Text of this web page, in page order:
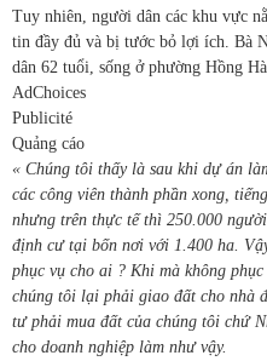
Tuy nhiên, người dân các khu vực
tin đầy đủ và bị tước bỏ lợi ích. Bà
dân 62 tuổi, sống ở phường Hồng
AdChoices
Publicité
Quảng cáo
« Chúng tôi thấy là sau khi dự án
các công viên thành phần xong,
nhưng trên thực tế thì 250.000
định cư tại bốn nơi với 1.400 ha.
phục vụ cho ai ? Khi mà không
chúng tôi lại phải giao đất cho nhà
tư phải mua đất của chúng tôi chứ
cho doanh nghiệp làm như vậy.